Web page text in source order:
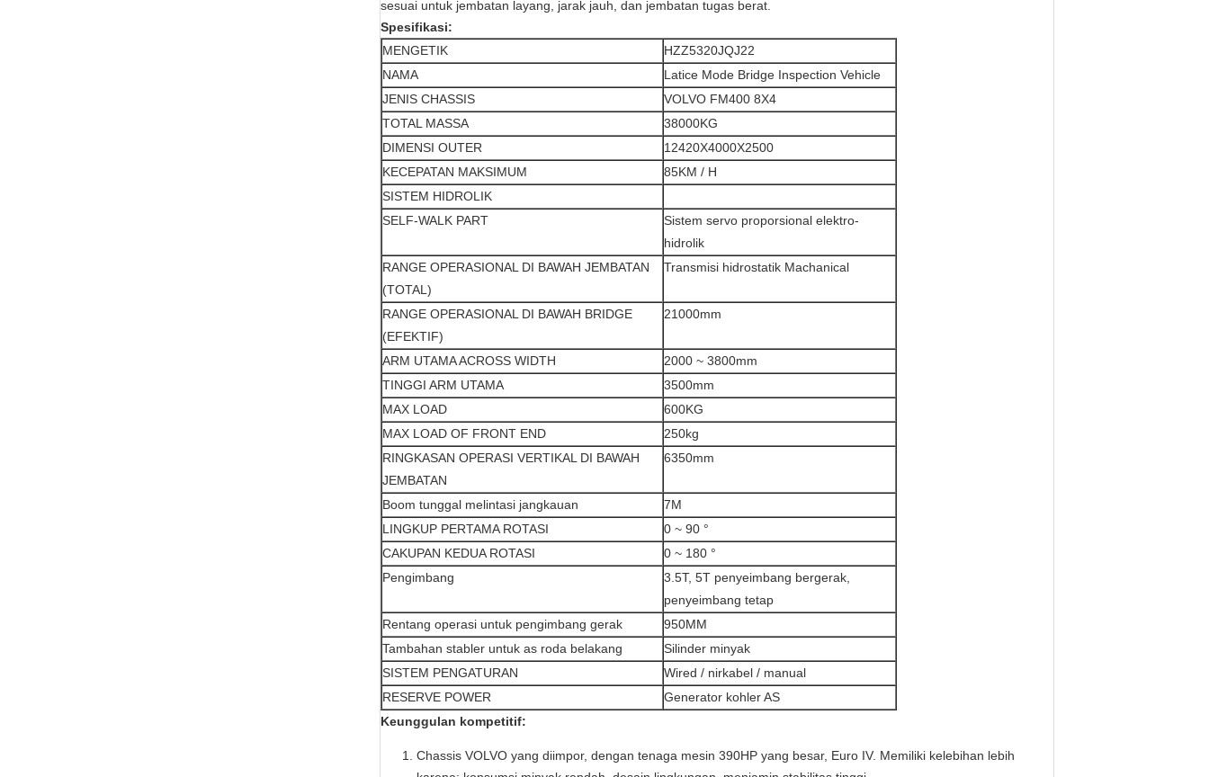
sesuai untuk jembatan layang, jarak jauh, dan jembatan tugas berat.
Spesifikasi:
MENGETIK
HZZ5320JQJ22
NAMA
Latice Mode Bridge Inspection Vehicle
JENIS CHASSIS
VOLVO FM400 8X4
TOTAL MASSA
38000KG
DIMENSI OUTER
12420X4000X2500
KECEPATAN MAKSIMUM
85KM / H
SISTEM HIDROLIK
SELF-WALK PART
Sistem servo proporsional elektro-
hidrolik
RANGE OPERASIONAL DI BAWAH JEMBATAN
(TOTAL)
Transmisi hidrostatik Machanical
RANGE OPERASIONAL DI BAWAH BRIDGE
(EFEKTIF)
21000mm
ARM UTAMA ACROSS WIDTH
2000 ~ 3800mm
TINGGI ARM UTAMA
3500mm
MAX LOAD
600KG
MAX LOAD OF FRONT END
250kg
RINGKASAN OPERASI VERTIKAL DI BAWAH
JEMBATAN
6350mm
Boom tunggal melintasi jangkauan
7M
LINGKUP PERTAMA ROTASI
0 ~ 90 °
CAKUPAN KEDUA ROTASI
0 ~ 180 °
Pengimbang
3.5T, 5T penyeimbang bergerak,
penyeimbang tetap
Rentang operasi untuk pengimbang gerak
950MM
Tambahan stabler untuk as roda belakang
Silinder minyak
SISTEM PENGATURAN
Wired / nirkabel / manual
RESERVE POWER
Generator kohler AS
Keunggulan kompetitif:
Chassis VOLVO yang diimpor, dengan tenaga mesin 390HP yang besar, Euro IV. Memiliki kelebihan lebih